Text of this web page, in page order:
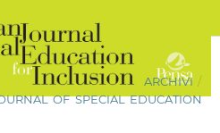
ARCHIVI /
OF SPECIAL EDUCATION